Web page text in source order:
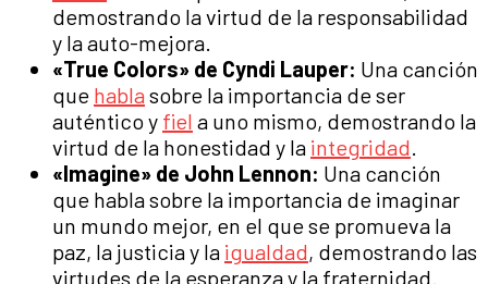
demostrando la virtud de la responsabilidad
y la auto-mejora.
«True Colors» de Cyndi Lauper: Una canción
que habla sobre la importancia de ser
auténtico y fiel a uno mismo, demostrando la
virtud de la honestidad y la integridad.
«Imagine» de John Lennon: Una canción
que habla sobre la importancia de imaginar
un mundo mejor, en el que se promueva la
paz, la justicia y la igualdad, demostrando las
virtudes de la esperanza y la fraternidad.